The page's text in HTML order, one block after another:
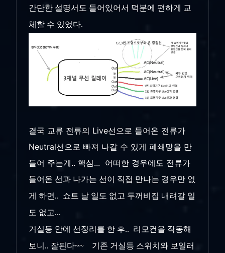
간단한 설명서도 들어있어서 덕분에 편하게 교
체할 수 있었다.
결국 교류 전류의 Live선으로 들어온 전류가
Neutral선으로 빠져 나갈 수 있게 폐쇄망을 만
들어 주는게.. 핵심... 어떠한 경우에도 전류가
들어온 선과 나가는 선이 직접 만나는 경우만 없
게 하면.. 쇼트 날 일도 없고 두꺼비집 내려갈 일
도 없고...
거실등 안에 선정리를 한 후.. 리모컨을 작동해
보니.. 잘된다~~ 기존 거실등 스위치와 보일러